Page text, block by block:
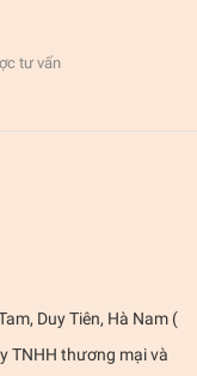
tư vấn
Duy Tiên, Hà Nam (
TNHH thương mại và